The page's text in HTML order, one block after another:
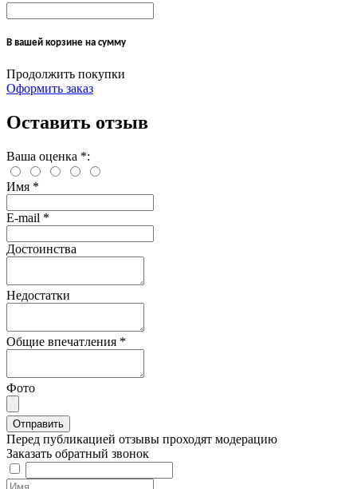
В вашей корзине на сумму
Продолжить покупки
Оформить заказ
Оставить отзыв
Ваша оценка *:
Имя *
E-mail *
Достоинства
Недостатки
Общие впечатления *
Фото
Перед публикацией отзывы проходят модерацию
Заказать обратный звонок